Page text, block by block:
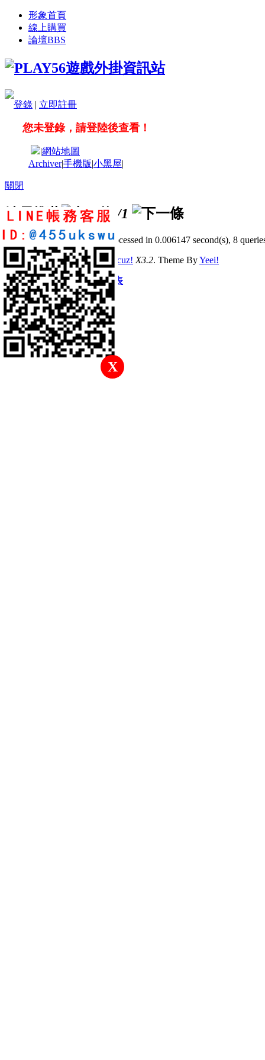
形象首頁
線上購買
論壇BBS
登錄 | 立即註冊
您未登錄，請登陸後查看！
X
|網站地圖
Archiver|手機版|小黑屋|
關閉
站長推薦 /1
GMT+8, 2026-8-9 07:19, Processed in 0.006147 second(s), 8
© 2001-2011 Powered byDiscuz! X3.2. Theme ByYeei!
快速回復 返回頂部 返回列表